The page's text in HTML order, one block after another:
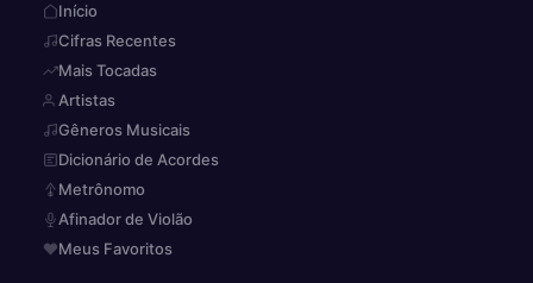
Início
Cifras Recentes
Mais Tocadas
Artistas
Gêneros Musicais
Dicionário de Acordes
Metrônomo
Afinador de Violão
Meus Favoritos